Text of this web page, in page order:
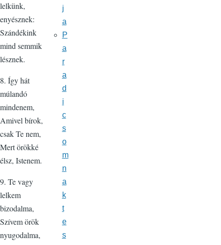
lelkünk,
enyésznek:
Szándékink
mind semmik
lésznek.
8. Így hát
múlandó
mindenem,
Amivel bírok,
csak Te nem,
Mert örökké
élsz, Istenem.
9. Te vagy
lelkem
bizodalma,
Szívem örök
nyugodalma,
j
a
P
a
r
a
d
i
c
s
o
m
n
a
k
t
e
s